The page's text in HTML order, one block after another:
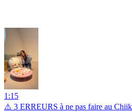
1:15
⚠️ 3 ERREURS à ne pas faire au